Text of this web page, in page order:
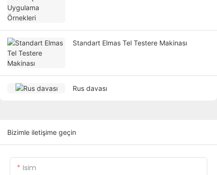
Standart Elmas Tel Testere Makinası
Rus davası
Bizimle iletişime geçin
Isim